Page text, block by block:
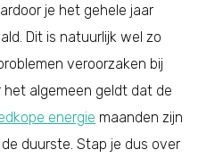
je het gehele jaar
Dit is natuurlijk wel zo
veroorzaken bij
algemeen geldt dat de
energie maanden zijn
duurste. Stap je dus over